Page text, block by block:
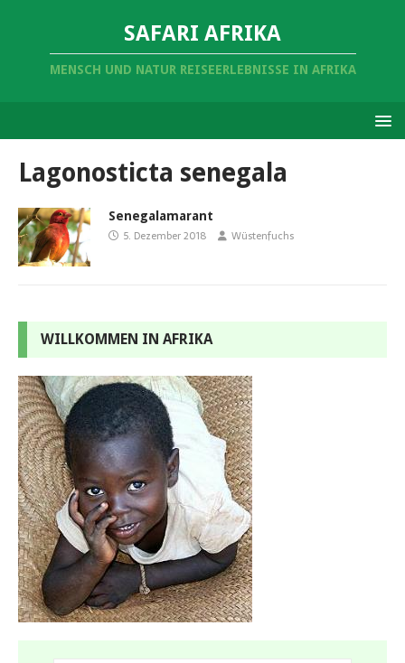
SAFARI AFRIKA
MENSCH UND NATUR REISEERLEBNISSE IN AFRIKA
Lagonosticta senegala
Senegalamarant
5. Dezember 2018 Wüstenfuchs
WILLKOMMEN IN AFRIKA